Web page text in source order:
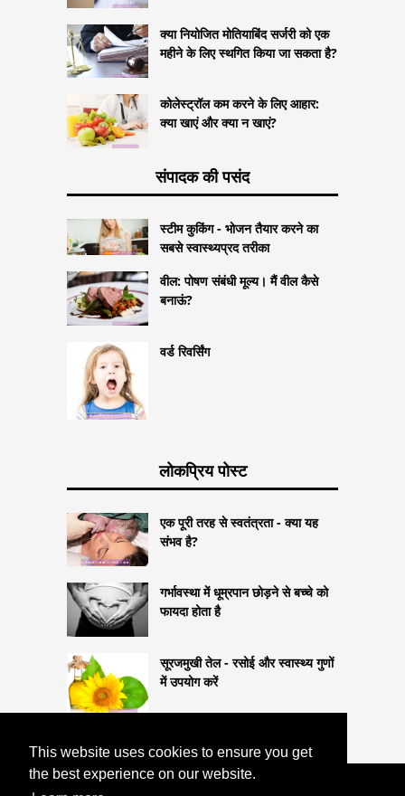
This website uses cookies to ensure you get
the best experience on our website.
क्या नियोजित मोतियाबिंद सर्जरी को एक
महीने के लिए स्थगित किया जा सकता है?
कोलेस्ट्रॉल कम करने के लिए आहार:
क्या खाएं और क्या न खाएं?
संपादक की पसंद
स्टीम कुकिंग - भोजन तैयार करने का
सबसे स्वास्थ्यप्रद तरीका
वील: पोषण संबंधी मूल्य। मैं वील कैसे
बनाऊं?
वर्ड रिवर्सिंग
लोकप्रिय पोस्ट
एक पूरी तरह से स्वतंत्रता - क्या यह
संभव है?
गर्भावस्था में धूम्रपान छोड़ने से बच्चे को
फायदा होता है
सूरजमुखी तेल - रसोई और स्वास्थ्य गुणों
में उपयोग करें